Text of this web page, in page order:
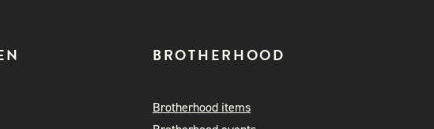
BROTHERHOOD
Brotherhood items